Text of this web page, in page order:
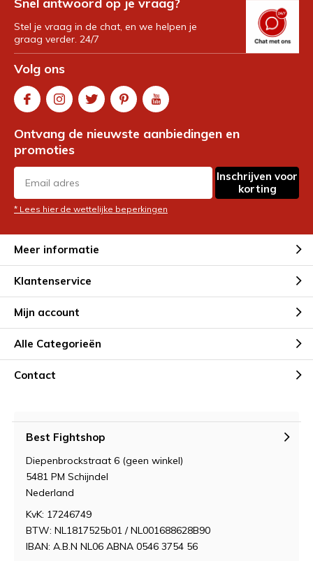
Stel je vraag in de chat, en we helpen je
graag verder. 24/7
Volg ons
Ontvang de nieuwste aanbiedingen en
promoties
Inschrijven voor
korting
* Lees hier de wettelijke beperkingen
Meer informatie
Klantenservice
Mijn account
Alle Categorieën
Contact
Best Fightshop
Diepenbrockstraat 6 (geen winkel)
5481 PM Schijndel
Nederland
KvK: 17246749
BTW: NL1817525b01 / NL001688628B90
IBAN: A.B.N NL06 ABNA 0546 3754 56